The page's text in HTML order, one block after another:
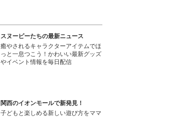
スヌーピーたちの最新ニュース
癒やされるキャラクターアイテムでほ
っと一息つこう！かわいい最新グッズ
やイベント情報を毎日配信
関西のイオンモールで新発見！
子どもと楽しめる新しい遊び方をママ